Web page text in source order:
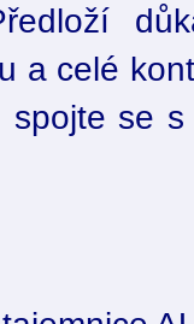
a celé
spojte se